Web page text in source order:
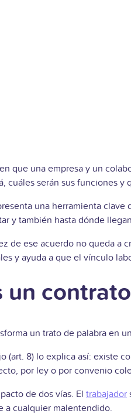
que una empresa y un
cuáles serán sus funciones y
una herramienta
y también hasta dónde
de ese acuerdo no queda a
y ayuda a que el vínculo
un
un trato de palabra en
(art. 8) lo explica así: existe
por ley o por convenio
de dos vías. El trabajador
a cualquier malentendido.